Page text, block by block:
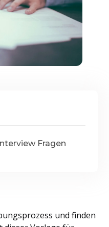
Fragen
und finden